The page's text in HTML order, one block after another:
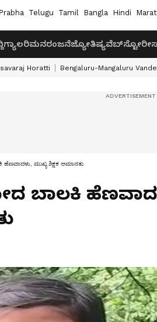
Telugu Tamil Bangla Hindi
ಗ್ಯಾಲರಿಮನರಂಜನೆಜ್ಯೋತಿಷ್ಯ
Horatti Bengaluru-Mangaluru
ಮುಖ್ಯ ಶಿಕ್ಷಕ ಅಮಾನತು
ಬಾಲಕಿ